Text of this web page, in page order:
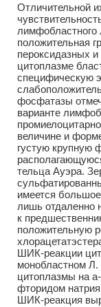
Отличительной
лимфобластного
положительная
пероксидазных
цитоплазме
специфическую
фосфатазы
варианте
величине и
густую крупную
тельца Ауэра.
имеется
лишь отдаленно
к
положительную
ШИК-реакции
монобластном Л.
цитоплазмы на
фторидом
ШИК-реакция